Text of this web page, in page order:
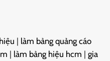
| làm bảng quảng cáo
| làm bảng hiệu hcm | gia